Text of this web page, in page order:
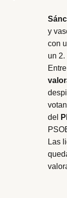
y
con
un 2.
del
Las